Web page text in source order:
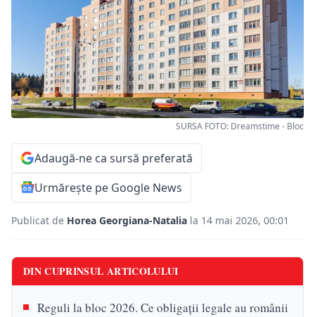
SURSA FOTO: Dreamstime - Bloc
Adaugă-ne ca sursă preferată
Urmărește pe Google News
Publicat de Horea Georgiana-Natalia la 14 mai 2026, 00:01
DIN CUPRINSUL ARTICOLULUI
Reguli la bloc 2026. Ce obligații legale au românii